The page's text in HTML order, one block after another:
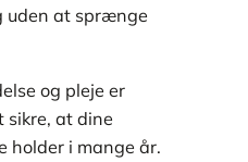
uden at sprænge
og pleje er
sikre, at dine
holder i mange år.